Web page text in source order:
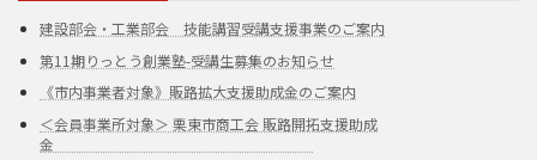
建設部会・工業部会 技能講習受講支援事業のご案内
第11期りっとう創業塾-受講生募集のお知らせ
《市内事業者対象》販路拡大支援助成金のご案内
＜会員事業所対象＞ 栗東市商工会 販路開拓支援助成
金